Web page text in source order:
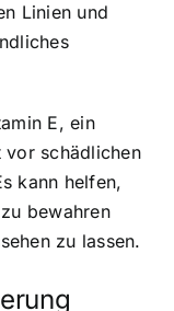
Linien und
E, ein
vor schädlichen
kann helfen,
bewahren
zu lassen.